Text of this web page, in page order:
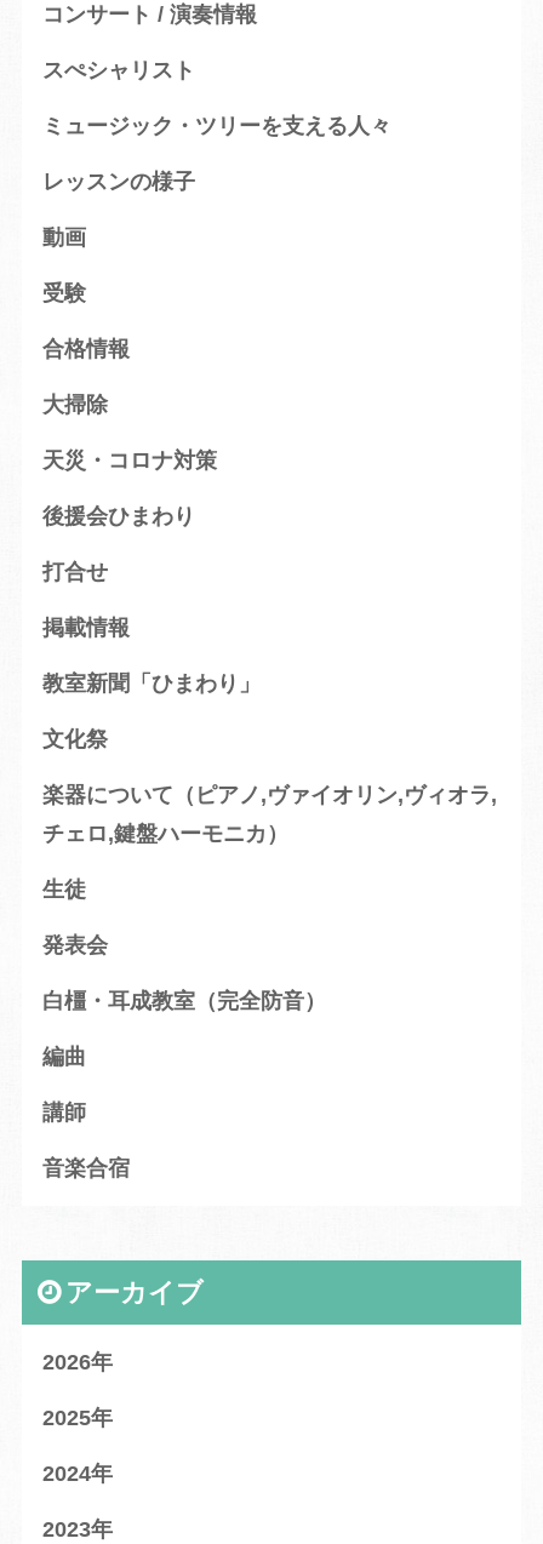
コンサート / 演奏情報
スぺシャリスト
ミュージック・ツリーを支える人々
レッスンの様子
動画
受験
合格情報
大掃除
天災・コロナ対策
後援会ひまわり
打合せ
掲載情報
教室新聞「ひまわり」
文化祭
楽器について（ピアノ,ヴァイオリン,ヴィオラ,
チェロ,鍵盤ハーモニカ）
生徒
発表会
白橿・耳成教室（完全防音）
編曲
講師
音楽合宿
アーカイブ
2026
2025
2024
2023